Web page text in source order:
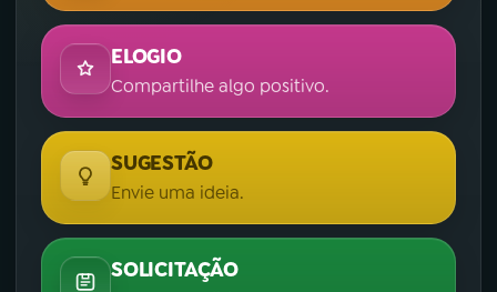
ELOGIO
Compartilhe algo positivo.
SUGESTÃO
Envie uma ideia.
SOLICITAÇÃO